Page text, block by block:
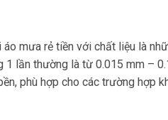
mưa rẻ tiền với chất liệu là
lần thường là từ 0.015 mm –
phù hợp cho các trường hợp